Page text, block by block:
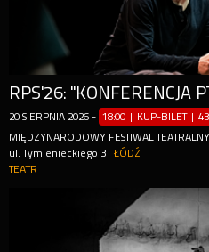
RPS'26: "KONFERENCJA
20 SIERPNIA 2026 - 18:00 | KUP-BILET |
MIĘDZYNARODOWY FESTIWAL
ul. Tymienieckiego 3
ŁÓDŹ
TEATR